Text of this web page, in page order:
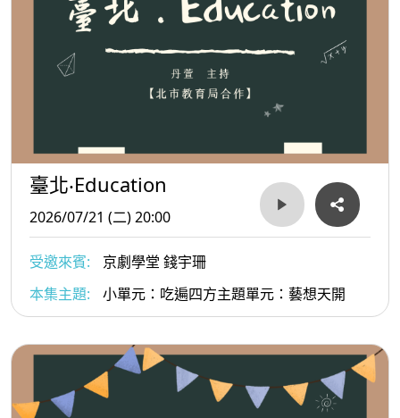
臺北‧Education
2026/07/21 (二) 20:00
受邀來賓:
京劇學堂 錢宇珊
本集主題:
小單元：吃遍四方主題單元：藝想天開